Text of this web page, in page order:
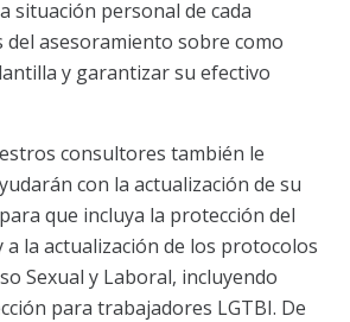
situación personal de cada
del asesoramiento sobre como
y garantizar su efectivo
consultores también le
con la actualización de su
que incluya la protección del
a la actualización de los protocolos
Sexual y Laboral, incluyendo
para trabajadores LGTBI. De